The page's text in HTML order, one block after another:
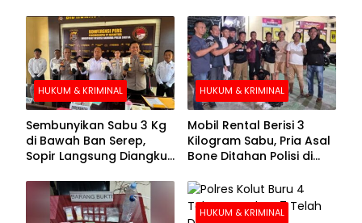
Pengejaran
HUKUM & KRIMINAL
Sembunyikan Sabu 3 Kg
di Bawah Ban Serep,
Sopir Langsung Diangkut
HUKUM & KRIMINAL
Mobil Rental Berisi 3
Kilogram Sabu, Pria Asal
Bone Ditahan Polisi di
HUKUM & KRIMINAL